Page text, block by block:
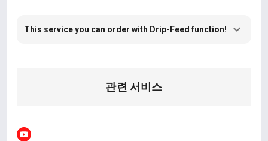
This service you can order with Drip-Feed function!
관련 서비스